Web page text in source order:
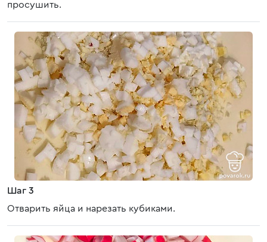
просушить.
Шаг 3
Отварить яйца и нарезать кубиками.